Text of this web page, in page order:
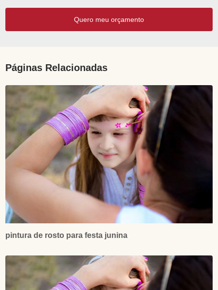
Quero meu orçamento
Páginas Relacionadas
pintura de rosto para festa junina